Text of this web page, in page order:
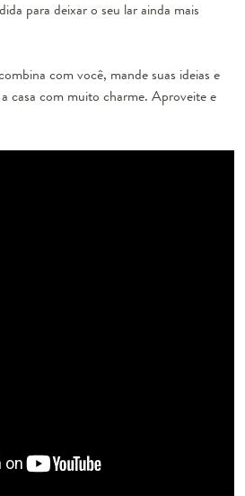
para deixar o seu lar ainda mais
com você, mande suas ideias e
casa com muito charme. Aproveite e